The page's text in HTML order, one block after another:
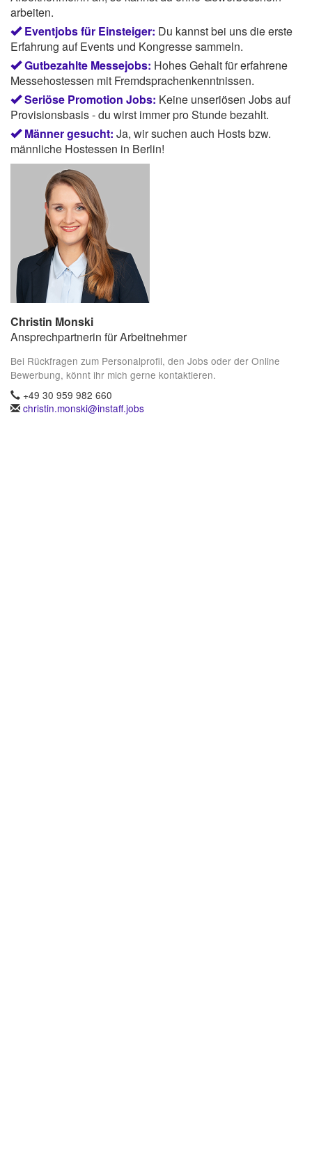
arbeiten.
Eventjobs für Einsteiger: Du kannst bei uns die erste
Erfahrung auf Events und Kongresse sammeln.
Gutbezahlte Messejobs: Hohes Gehalt für erfahrene
Messehostessen mit Fremdsprachenkenntnissen.
Seriöse Promotion Jobs: Keine unseriösen Jobs auf
Provisionsbasis - du wirst immer pro Stunde bezahlt.
Männer gesucht: Ja, wir suchen auch Hosts bzw.
männliche Hostessen in Berlin!
Christin Monski
Ansprechpartnerin für Arbeitnehmer
Bei Rückfragen zum Personalprofil, den Jobs oder der Online
Bewerbung, könnt ihr mich gerne kontaktieren.
+49 30 959 982 660
christin.monski@instaff.jobs